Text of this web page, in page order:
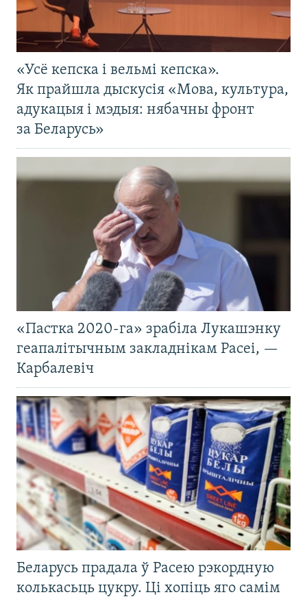
«Усё кепска і вельмі кепска».
Як прайшла дыскусія «Мова, культура,
адукацыя і мэдыя: нябачны фронт
за Беларусь»
«Пастка 2020-га» зрабіла Лукашэнку
геапалітычным закладнікам Расеі, —
Карбалевіч
Беларусь прадала ў Расею рэкордную
колькасьць цукру. Ці хопіць яго самім